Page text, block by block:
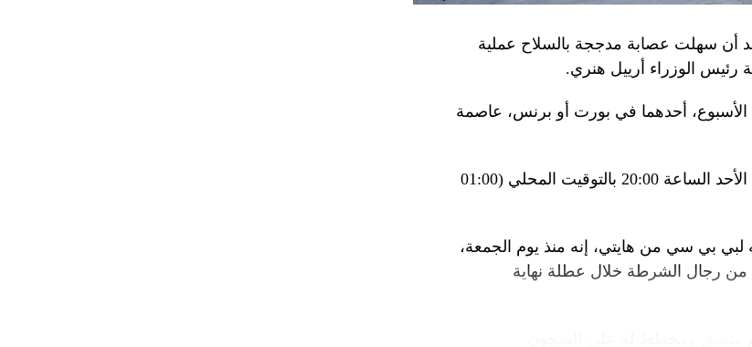
الجبلية أمس، في اليوم الثاني
أوكرانيا والخلافات التجارية.
إحدى محطات الصعود في طواف
الرئيسان مع زوجتيهما الغداء. وقدّم
وزجاجة أرمانياك، وقبعات، وسروال
بوجود درّاجين صينيين في السباق».
قبل أن يؤكد «أحب الجبن كثيراً».
أن سهلت عصابة مدججة بالسلاح عملية
الوزراء أرييل هنري.
أحدهما في بورت أو برنس، عاصمة
وبناء على ذلك فرضت السلطات حظر تجول ليلي بدأ يوم الأحد الساعة 20:00 بالتوقيت المحلي (01:00
لبي بي سي من هايتي، إنه منذ يوم الجمعة،
رجال الشرطة خلال عطلة نهاية